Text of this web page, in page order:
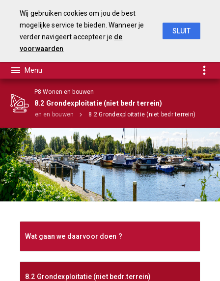
P8 Wonen en bouwen
8.2 Grondexploitatie (niet bedr terrein)
P8 Wonen en bouwen 8.2 Grondexploitatie (niet bedr terrein)
Wat gaan we daarvoor doen ?
8.2 Grondexploitatie (niet bedr.terrein)
Wij gebruiken cookies om jou de best
mogelijke service te bieden. Wanneer je
verder navigeert accepteer je de
voorwaarden
SLUIT